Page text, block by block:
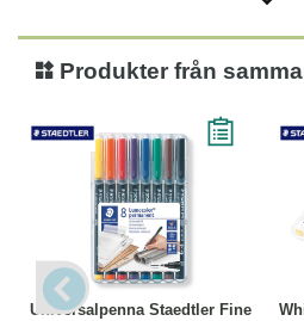
Produkter från
Universalpenna Staedtler Fine